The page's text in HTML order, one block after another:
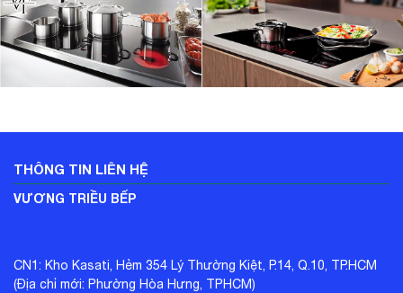
THÔNG TIN LIÊN HỆ
VƯƠNG TRIỀU BẾP
CN1: Kho Kasati, Hẻm 354 Lý Thường Kiệt, P.14, Q.10, TP.HCM
(Địa chỉ mới: Phường Hòa Hưng, TPHCM)